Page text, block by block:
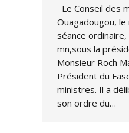
Le Conseil des
Ouagadougou,
séance
mn,sous la
Monsieur Roch
Président du
ministres. Il a
son ordre du…